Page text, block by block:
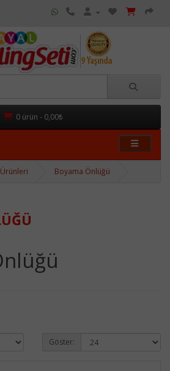
0 ürün - 0,00₺
Boyama Önlüğü
Göster: